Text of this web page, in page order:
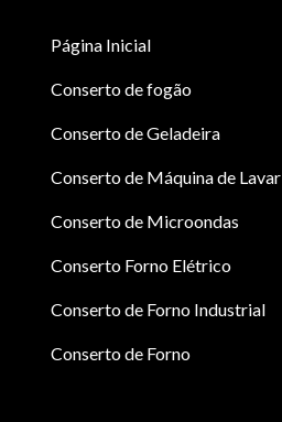
Página Inicial
Conserto de fogão
Conserto de Geladeira
Conserto de Máquina de Lavar
Conserto de Microondas
Conserto Forno Elétrico
Conserto de Forno Industrial
Conserto de Forno